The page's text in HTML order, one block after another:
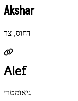
Akshar
דחוס, צר
Alef
גיאומטרי